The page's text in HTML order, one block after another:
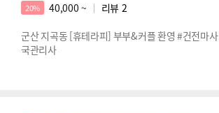
20% 40,000 ~ 리뷰 2
군산 지곡동 [휴테라피] 부부&커플 환영 #건전마
국관리사